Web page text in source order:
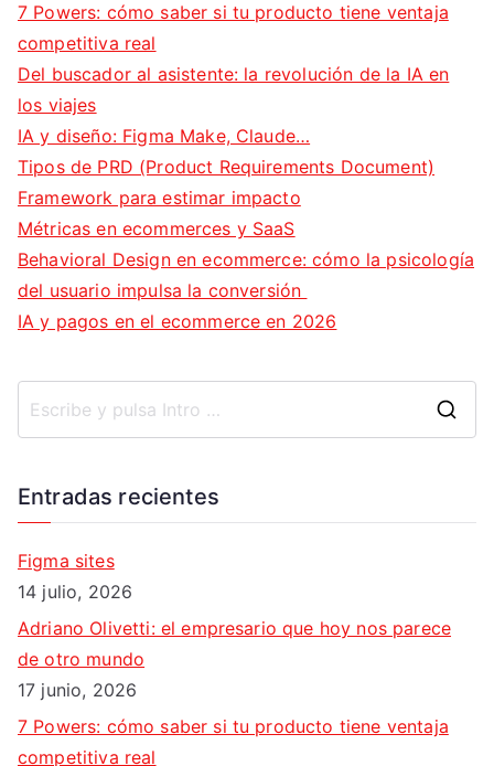
7 Powers: cómo saber si tu producto tiene ventaja
competitiva real
Del buscador al asistente: la revolución de la IA en
los viajes
IA y diseño: Figma Make, Claude…
Tipos de PRD (Product Requirements Document)
Framework para estimar impacto
Métricas en ecommerces y SaaS
Behavioral Design en ecommerce: cómo la psicología
del usuario impulsa la conversión
IA y pagos en el ecommerce en 2026
Entradas recientes
Figma sites
14 julio, 2026
Adriano Olivetti: el empresario que hoy nos parece
de otro mundo
17 junio, 2026
7 Powers: cómo saber si tu producto tiene ventaja
competitiva real